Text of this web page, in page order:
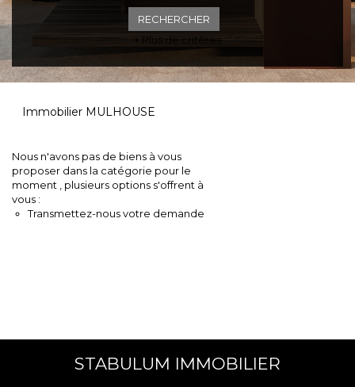
+ Plus de critères
Immobilier MULHOUSE
Nous n'avons pas de biens à vous
proposer dans la catégorie pour le
moment , plusieurs options s'offrent à
vous :
Transmettez-nous votre demande
STABULUM IMMOBILIER